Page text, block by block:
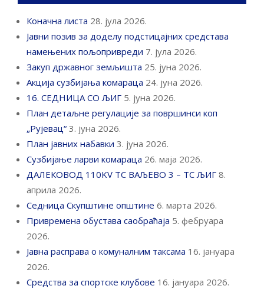
Коначна листа 28. јула 2026.
Јавни позив за доделу подстицајних средстава
намењених пољопривреди 7. јула 2026.
Закуп државног земљишта 25. јуна 2026.
Акција сузбијања комараца 24. јуна 2026.
16. СЕДНИЦА СО ЉИГ 5. јуна 2026.
План детаљне регулације за површинси коп
„Рујевац“ 3. јуна 2026.
План јавних набавки 3. јуна 2026.
Сузбијање ларви комараца 26. маја 2026.
ДАЛЕКОВОД 110KV ТС ВАЉЕВО 3 – ТС ЉИГ 8.
априла 2026.
Седница Скупштине општине 6. марта 2026.
Привремена обустава саобраћаја 5. фебруара
2026.
Јавна расправа о комуналним таксама 16. јануара
2026.
Средства за спортске клубове 16. јануара 2026.